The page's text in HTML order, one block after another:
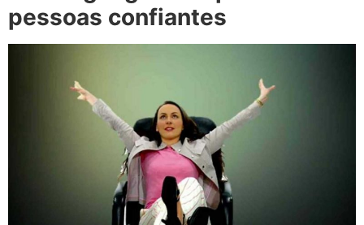
pessoas confiantes